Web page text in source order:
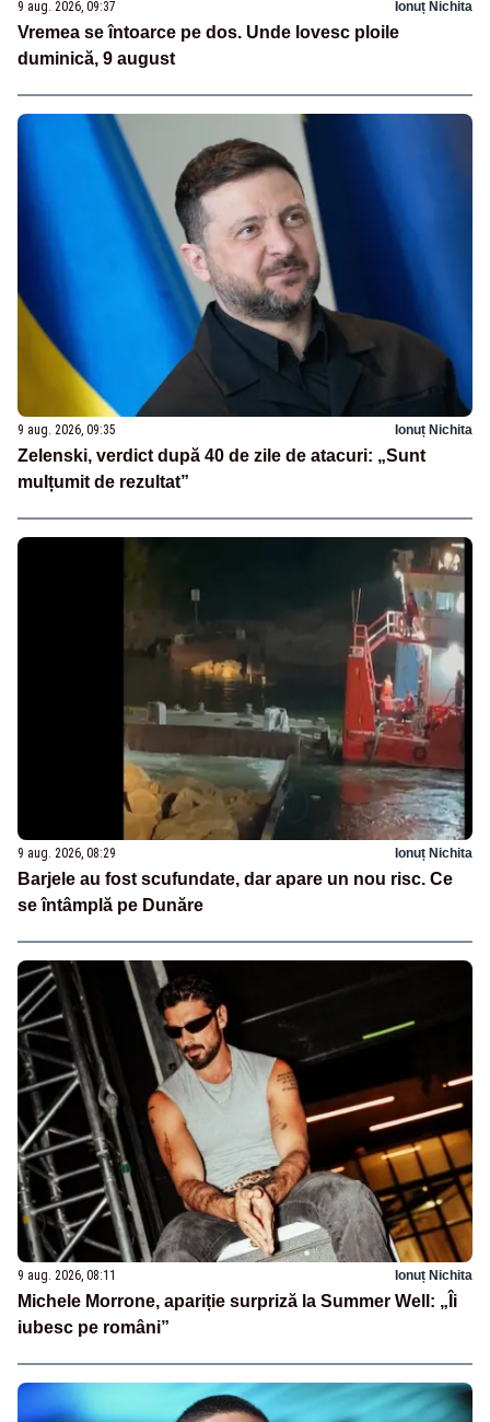
9 aug. 2026, 09:37 Ionuț Nichita
Vremea se întoarce pe dos. Unde lovesc ploile
duminică, 9 august
9 aug. 2026, 09:35 Ionuț Nichita
Zelenski, verdict după 40 de zile de atacuri: „Sunt
mulțumit de rezultat”
9 aug. 2026, 08:29 Ionuț Nichita
Barjele au fost scufundate, dar apare un nou risc. Ce
se întâmplă pe Dunăre
9 aug. 2026, 08:11 Ionuț Nichita
Michele Morrone, apariție surpriză la Summer Well: „Îi
iubesc pe români”